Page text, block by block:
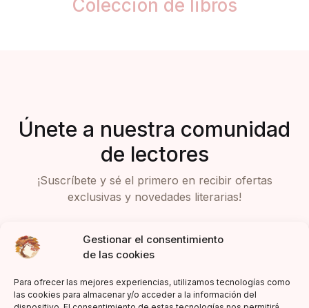
Gestionar el consentimiento
de las cookies
Para ofrecer las mejores experiencias, utilizamos tecnologías como
las cookies para almacenar y/o acceder a la información del
Colección de libros
Únete a nuestra comunidad
de lectores
¡Suscríbete y sé el primero en recibir ofertas
exclusivas y novedades literarias!